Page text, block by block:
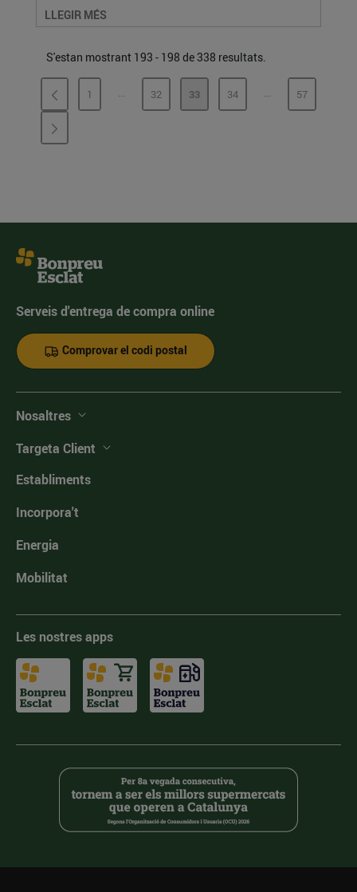
LLEGIR MÉS
S'estan mostrant 193 - 198 de 338 resultats.
PÀGINA
1 ...PÀGINES INTERMÈDIES
PÀGINA
32 PÀGINA
33 PÀGINA
34 ...PÀGINESPÀGINA
57
Serveis d'entrega de compra online
Comprovar el codi postal
Nosaltres
Targeta Client
Establiments
Incorpora't
Energia
Mobilitat
Les nostres apps